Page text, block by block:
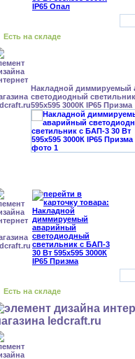
Есть на складе
Накладной диммируемый
светодиодный
595x595 3000К IP65 Призма
Есть на складе